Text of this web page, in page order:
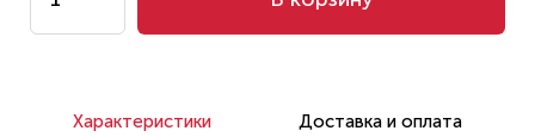
Характеристики Доставка и оплата